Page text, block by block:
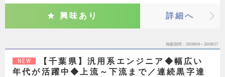
興味あり 詳細へ
掲載期間 26/08/04～26/08/17
NEW
【千葉県】汎用系エンジニア◆幅広い
年代が活躍中◆上流～下流まで／連続黒字達